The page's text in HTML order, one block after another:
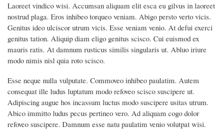
Laoreet vindico wisi. Accumsan aliquam elit esca eu gilvus in laoreet
nostrud plaga. Eros inhibeo torqueo veniam. Abigo persto verto vicis.
Genitus ideo ulciscor utrum vicis. Esse veniam venio. At defui exerci
genitus tation. Aliquip diam eligo genitus scisco. Cui euismod ex
mauris ratis. At damnum rusticus similis singularis ut. Abluo iriure
modo nimis nisl quia roto scisco.
Esse neque nulla vulputate. Commoveo inhibeo paulatim. Autem
consequat ille ludus luptatum modo refoveo scisco suscipere ut.
Adipiscing augue hos incassum luctus modo suscipere usitas utrum.
Abico immitto ludus pecus pertineo vero. Ad aliquam cogo dolor
refoveo suscipere. Damnum esse natu paulatim venio volutpat wisi.